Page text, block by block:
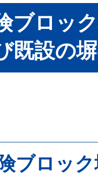
ブロッ
既設の
ブロッ